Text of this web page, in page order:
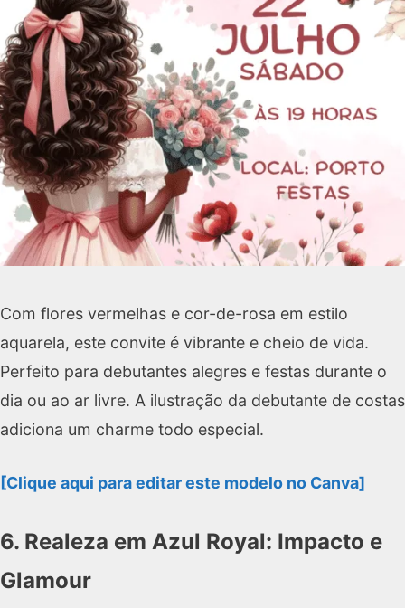
Com flores vermelhas e cor-de-rosa em estilo
aquarela, este convite é vibrante e cheio de vida.
Perfeito para debutantes alegres e festas durante o
dia ou ao ar livre. A ilustração da debutante de costas
adiciona um charme todo especial.
[Clique aqui para editar este modelo no Canva]
6. Realeza em Azul Royal: Impacto e
Glamour